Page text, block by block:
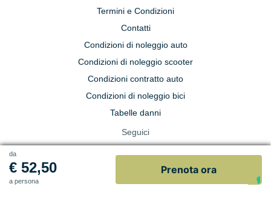
da
€ 52,50
a persona
Prenota ora
Termini e Condizioni
Contatti
Condizioni di noleggio auto
Condizioni di noleggio scooter
Condizioni contratto auto
Condizioni di noleggio bici
Tabelle danni
Seguici